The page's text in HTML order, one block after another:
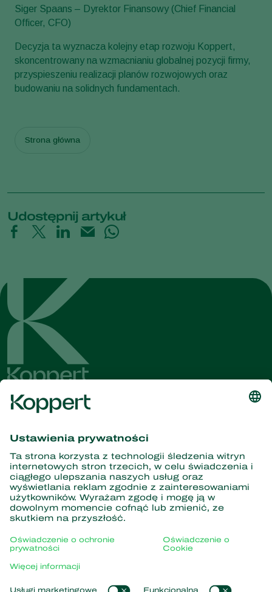
Siger Spaans – Dyrektor Finansowy (Chief Financial
Officer, CFO)
Decyzja ta wyznacza kolejny etap rozwoju Koppert,
skoncentrowany na wzmacnianiu globalnej pozycji firmy,
przyspieszeniu realizacji planów rozwojowych oraz
budowaniu na solidnych fundamentach.
Strona główna
Udostępnij artykuł
Dostęp do najnowszych
wiadomości i informacji
Zasubskrybuj tutaj
Partnerstwo z naturą
Drapieżne roztocza
Pasożytnicze błonkówki
Pożyteczne nicienie
O firmie Koppert
Popularne odnośniki